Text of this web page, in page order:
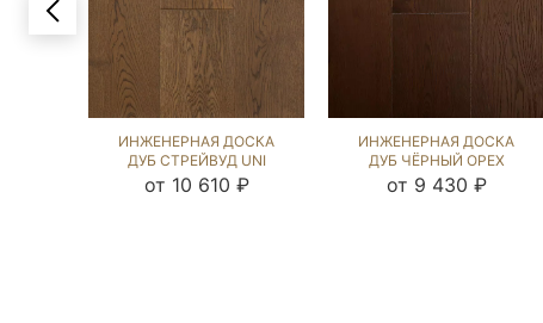
ИНЖЕНЕРНАЯ ДОСКА
ДУБ СТРЕЙВУД UNI
(BRUSHED) 1046696
от 10 610 ₽
ИНЖЕНЕРНАЯ ДОСКА
ДУБ ЧЁРНЫЙ ОРЕХ
(BRUSHED) 412971
от 9 430 ₽